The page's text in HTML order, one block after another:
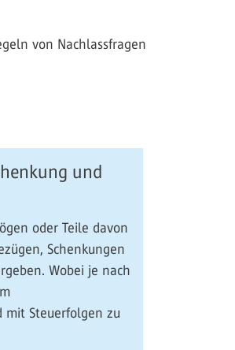
von Nachlassfragen
und
oder Teile davon
Schenkungen
Wobei je nach
mit Steuerfolgen zu